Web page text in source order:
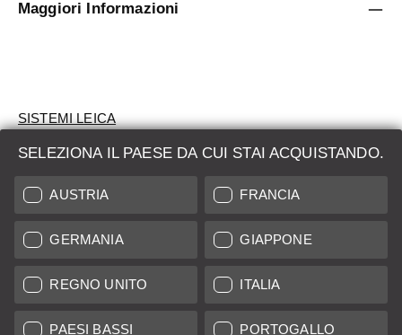
SELEZIONA IL PAESE DA CUI STAI ACQUISTANDO.
AUSTRIA FRANCIA
GERMANIA GIAPPONE
REGNO UNITO ITALIA
PAESI BASSI PORTOGALLO
Maggiori Informazioni
SISTEMI LEICA
VALUTAZIONE
CERCHI UN PRODOTTO?
ASTE
PRODOTTI NUOVI
LEICA STORES